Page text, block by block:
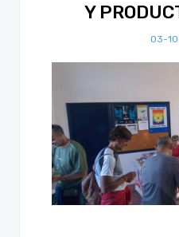
Y
03-